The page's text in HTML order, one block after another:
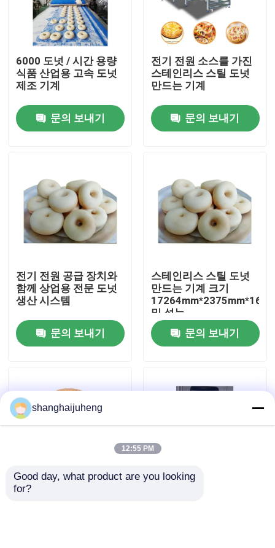
집
제품
우리에 대하여
공장 여행
품질 관리
연락주세요
뉴스
6000 도넛 / 시간 용량
식품 산업용 고속 도넛
제조 기계
문의 보내기
전기 전원 소스를 가진
스테인리스 스틸 도넛
만드는 기계
문의 보내기
전기 전원 공급 장치와
함께 상업용 전문 도넛
생산 시스템
문의 보내기
스테인리스 스틸 도넛
만드는 기계 크기
및 성능
문의 보내기
산업용 도넛 제조 장비,
shanghaijuheng
12:55 PM
Good day, what product are you looking
for?